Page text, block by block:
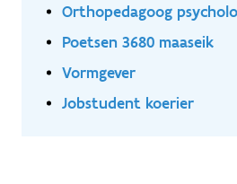
Orthopedagoog
Poetsen 3680 maaseik
Vormgever
Jobstudent koerier